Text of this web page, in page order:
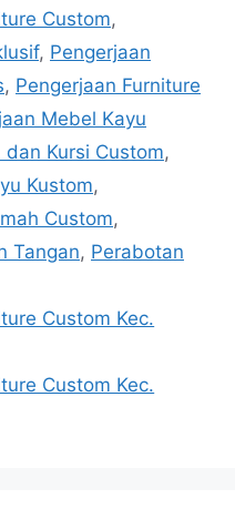
Custom,
, Pengerjaan
, Pengerjaan Furniture
Mebel Kayu
Kursi Custom,
Kustom,
Custom,
Tangan, Perabotan
Custom Kec.
Custom Kec.